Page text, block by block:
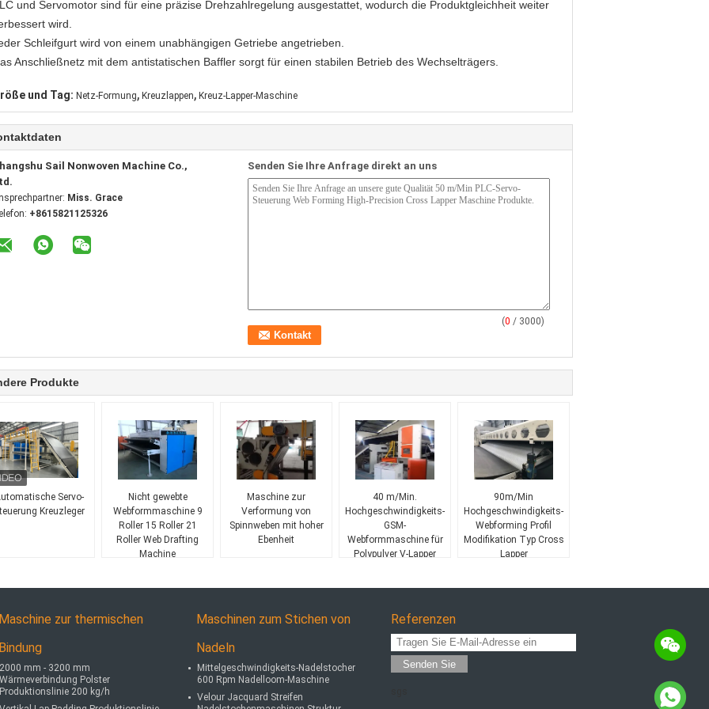
und Servomotor sind für eine präzise Drehzahlregelung ausgestattet, wodurch die Produktgleichheit weiter
wird.
Schleifgurt wird von einem unabhängigen Getriebe angetrieben.
Anschließnetz mit dem antistatischen Baffler sorgt für einen stabilen Betrieb des Wechselträgers.
und Tag: Netz-Formung, Kreuzlappen, Kreuz-Lapper-Maschine
Sail Nonwoven Machine Co.,
Miss. Grace
+8615821125326
Senden Sie Ihre Anfrage direkt an uns
(0 / 3000)
Produkte
Servo-
Kreuzleger
Nicht gewebte
Webformmaschine 9
Roller 15 Roller 21
Roller Web Drafting
Machine
Maschine zur
Verformung von
Spinnweben mit hoher
Ebenheit
40 m/Min.
Hochgeschwindigkeits-
GSM-
Webformmaschine für
Polypulver V-Lapper
90m/Min
Hochgeschwindigkeits-
Webforming Profil
Modifikation Typ Cross
Lapper
Maschine zur thermischen
Bindung
2000 mm - 3200 mm
Wärmeverbindung Polster
Produktionslinie 200 kg/h
Maschinen zum Stichen von
Nadeln
Mittelgeschwindigkeits-Nadelstocher
600 Rpm Nadelloom-Maschine
Velour Jacquard Streifen
Referenzen
Senden Sie